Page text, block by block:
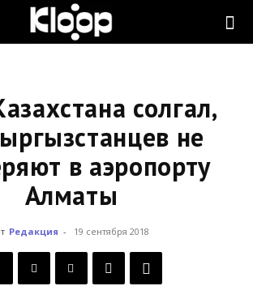
солгал,
не
в аэропорту
Алматы
Редакция - 19 сентября 2018